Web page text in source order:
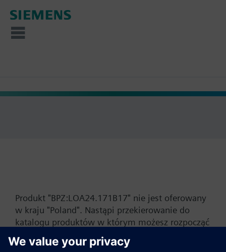
Produkt "BPZ:LOA24.171B17" nie jest oferowany
w kraju "Poland". Nastąpi przekierowanie do
katalogu produktów w którym możesz rozpocząć
nowe wyszukiwanie lub przeglądać obszerną
ofertę produktową Siemens.